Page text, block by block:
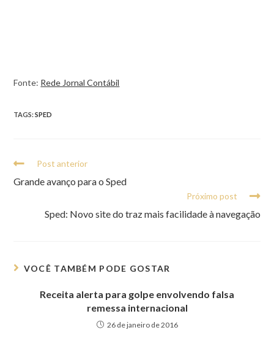
Fonte: Rede Jornal Contábil
TAGS:SPED
Post anterior
Grande avanço para o Sped
Próximo post
Sped: Novo site do traz mais facilidade à navegação
VOCÊ TAMBÉM PODE GOSTAR
Receita alerta para golpe envolvendo falsa
remessa internacional
26 de janeiro de 2016